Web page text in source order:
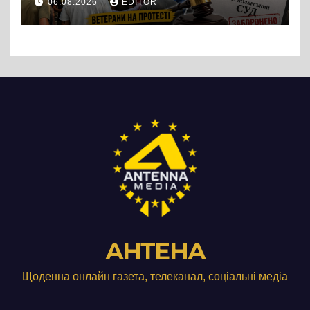
підприємства ТОВ «Омега
Три», що займається
06.08.2026 EDITOR
АНТЕНА
Щоденна онлайн газета, телеканал, соціальні медіа